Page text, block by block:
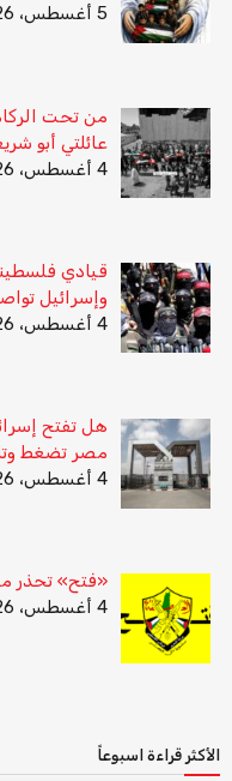
5 أغسطس، 2026
من تحت
عائلتي أبو
4 أغسطس، 2026
قيادي
وإسرائيل
4 أغسطس، 2026
هل تفتح
مصر تضغط
4 أغسطس، 2026
«فتح» تحذر
4 أغسطس، 2026
الأكثر قراءة اسبوعاً